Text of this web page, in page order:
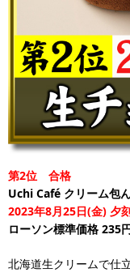
第2位 合格
Uchi Café クリーム包
2023年8月25日(金) 夕
ローソン標準価格 235
北海道生クリームで仕